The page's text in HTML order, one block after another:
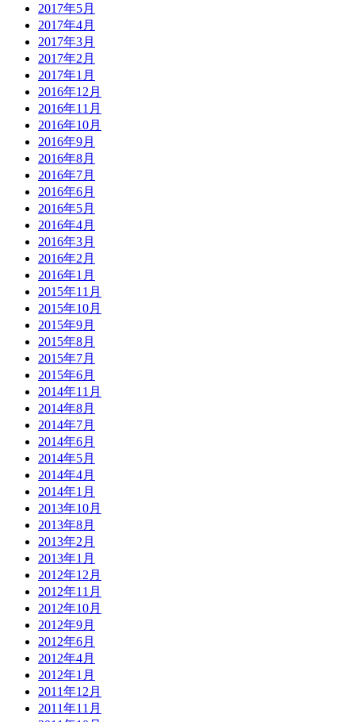
2017年5月
2017年4月
2017年3月
2017年2月
2017年1月
2016年12月
2016年11月
2016年10月
2016年9月
2016年8月
2016年7月
2016年6月
2016年5月
2016年4月
2016年3月
2016年2月
2016年1月
2015年11月
2015年10月
2015年9月
2015年8月
2015年7月
2015年6月
2014年11月
2014年8月
2014年7月
2014年6月
2014年5月
2014年4月
2014年1月
2013年10月
2013年8月
2013年2月
2013年1月
2012年12月
2012年11月
2012年10月
2012年9月
2012年6月
2012年4月
2012年1月
2011年12月
2011年11月